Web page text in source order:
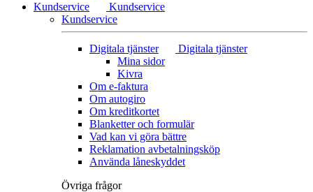
Kundservice
Kundservice
Kundservice
Digitala tjänster
Digitala tjänster
Mina sidor
Kivra
Om e-faktura
Om autogiro
Om kreditkortet
Blanketter och formulär
Vad kan vi göra bättre
Reklamation avbetalningsköp
Använda låneskyddet
Övriga frågor